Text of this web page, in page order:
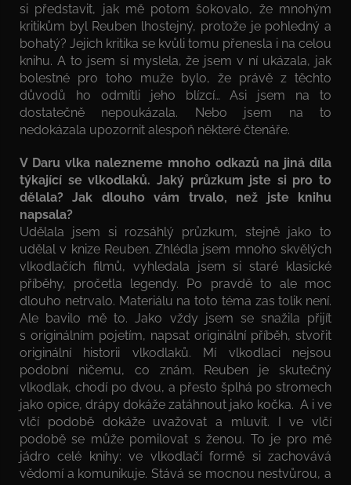
si představit, jak mě potom šokovalo, že mnohým
kritikům byl Reuben lhostejný, protože je pohledný a
bohatý? Jejich kritika se kvůli tomu přenesla i na celou
knihu. A to jsem si myslela, že jsem v ní ukázala, jak
bolestné pro toho muže bylo, že právě z těchto
důvodů ho odmítli jeho blízcí… Asi jsem na to
dostatečně nepoukázala. Nebo jsem na to
nedokázala upozornit alespoň některé čtenáře.
V Daru vlka nalezneme mnoho odkazů na jiná díla
týkající se vlkodlaků. Jaký průzkum jste si pro to
dělala? Jak dlouho vám trvalo, než jste knihu
napsala?
Udělala jsem si rozsáhlý průzkum, stejně jako to
udělal v knize Reuben. Zhlédla jsem mnoho skvělých
vlkodlačích filmů, vyhledala jsem si staré klasické
příběhy, pročetla legendy. Po pravdě to ale moc
dlouho netrvalo. Materiálu na toto téma zas tolik není.
Ale bavilo mě to. Jako vždy jsem se snažila přijít
s originálním pojetím, napsat originální příběh, stvořit
originální historii vlkodlaků. Mí vlkodlaci nejsou
podobní ničemu, co znám. Reuben je skutečný
vlkodlak, chodí po dvou, a přesto šplhá po stromech
jako opice, drápy dokáže zatáhnout jako kočka. A i ve
vlčí podobě dokáže uvažovat a mluvit. I ve vlčí
podobě se může pomilovat s ženou. To je pro mě
jádro celé knihy: ve vlkodlačí formě si zachovává
vědomí a komunikuje. Stává se mocnou nestvůrou, a